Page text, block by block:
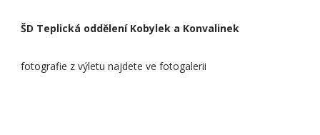
ŠD Teplická oddělení Kobylek a Konvalinek
fotografie z výletu najdete ve fotogalerii